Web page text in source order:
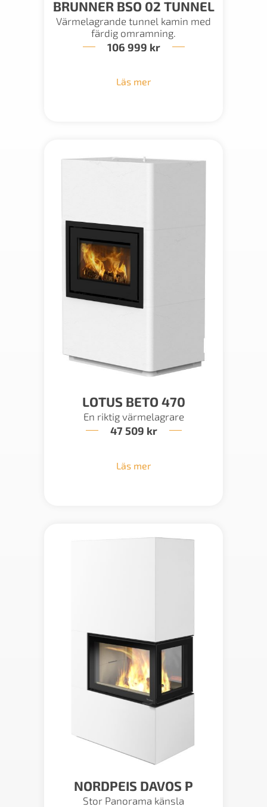
BRUNNER BSO 02 TUNNEL
Värmelagrande tunnel kamin med
färdig omramning.
106 999 kr
Läs mer
LOTUS BETO 470
En riktig värmelagrare
47 509 kr
Läs mer
NORDPEIS DAVOS P
Stor Panorama känsla